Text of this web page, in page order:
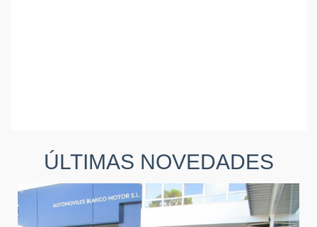
AMPLIA GAMA DE
VEHÍCULOS
TE ACOSEJAMOS Y AYUDAMOS A
ELEGIR EL MEJOR VEHÍCULO PARA
ÚLTIMAS NOVEDADES